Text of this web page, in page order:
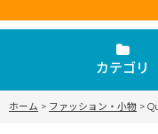
カテゴリ
ホーム > ファッション・小物 >